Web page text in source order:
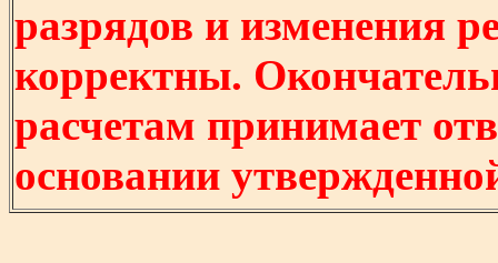
разрядов и изменения
корректны.
расчетам принимает
основании